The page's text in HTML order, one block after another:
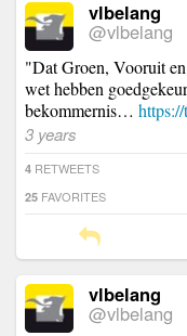
vlbelang
@vlbelang
"Dat Groen, Vooruit
wet hebben
bekommernis…
3 years
4 RETWEETS
25 FAVORITES
vlbelang
@vlbelang